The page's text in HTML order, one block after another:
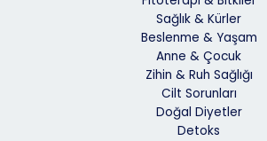
Sağlık & Kürler
Beslenme & Yaşam
Anne & Çocuk
Zihin & Ruh Sağlığı
Cilt Sorunları
Doğal Diyetler
Detoks